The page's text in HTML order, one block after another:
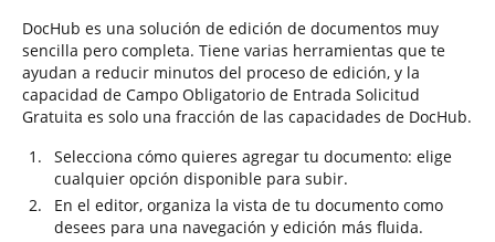
DocHub es una solución de edición de documentos muy
sencilla pero completa. Tiene varias herramientas que te
ayudan a reducir minutos del proceso de edición, y la
capacidad de Campo Obligatorio de Entrada Solicitud
Gratuita es solo una fracción de las capacidades de DocHub.
Selecciona cómo quieres agregar tu documento: elige
cualquier opción disponible para subir.
En el editor, organiza la vista de tu documento como
desees para una navegación y edición más fluida.